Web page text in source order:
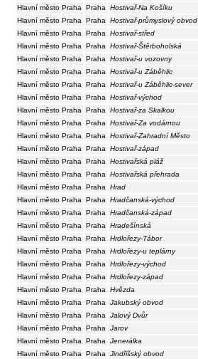
Hlavní město Praha
Praha Hostivař-Na Košíku
Hlavní město Praha
Praha Hostivař-průmyslový obvod
Hlavní město Praha
Praha Hostivař-střed
Hlavní město Praha
Praha Hostivař-Štěrboholská
Hlavní město Praha
Praha Hostivař-u vozovny
Hlavní město Praha
Praha Hostivař-u Záběhlic
Hlavní město Praha
Praha Hostivař-u Záběhlic-sever
Hlavní město Praha
Praha Hostivař-východ
Hlavní město Praha
Praha Hostivař-za Skalkou
Hlavní město Praha
Praha Hostivař-Za vodárnou
Hlavní město Praha
Praha Hostivař-Zahradní Město
Hlavní město Praha
Praha Hostivař-západ
Hlavní město Praha
Praha Hostivařská pláž
Hlavní město Praha
Praha Hostivařská přehrada
Hlavní město Praha
Praha Hrad
Hlavní město Praha
Praha Hradčanská-východ
Hlavní město Praha
Praha Hradčanská-západ
Hlavní město Praha
Praha Hradešínská
Hlavní město Praha
Praha Hrdlořezy-Tábor
Hlavní město Praha
Praha Hrdlořezy-u teplárny
Hlavní město Praha
Praha Hrdlořezy-východ
Hlavní město Praha
Praha Hrdlořezy-západ
Hlavní město Praha
Praha Hvězda
Hlavní město Praha
Praha Jakubský obvod
Hlavní město Praha
Praha Jalový Dvůr
Hlavní město Praha
Praha Jarov
Hlavní město Praha
Praha Jenerálka
Hlavní město Praha
Praha Jindřišský obvod